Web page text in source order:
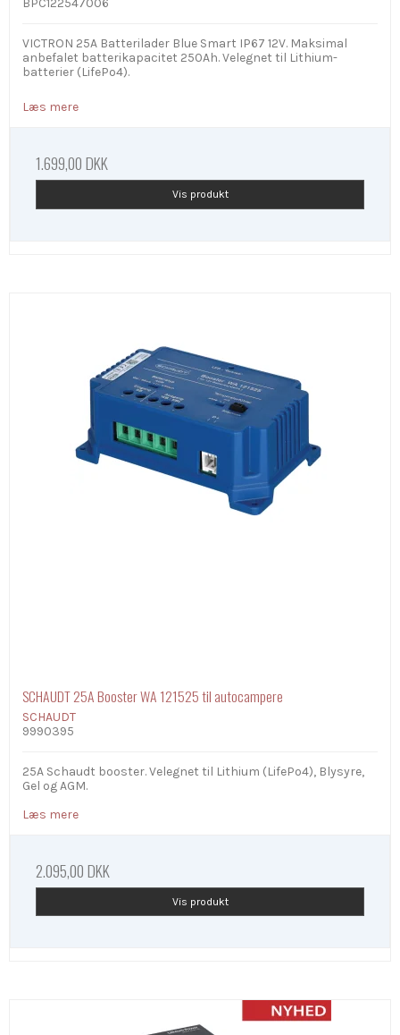
BPC122547006
VICTRON 25A Batterilader Blue Smart IP67 12V. Maksimal
anbefalet batterikapacitet 250Ah. Velegnet til Lithium-
batterier (LifePo4).
Læs mere
1.699,00 DKK
Vis produkt
SCHAUDT 25A Booster WA 121525 til autocampere
SCHAUDT
9990395
25A Schaudt booster. Velegnet til Lithium (LifePo4), Blysyre,
Gel og AGM.
Læs mere
2.095,00 DKK
Vis produkt